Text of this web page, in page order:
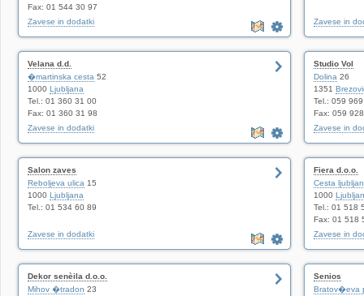
Fax: 01 544 30 97
Zavese in dodatki
Zavese in
Velana d.d.
�martinska cesta 52
1000 Ljubljana
Tel.: 01 360 31 00
Fax: 01 360 31 98
Zavese in dodatki
Studio Vol
Dolina 26
1351
Tel.: 059
Fax: 059
Zavese in
Salon zaves
Reboljeva ulica 15
1000 Ljubljana
Tel.: 01 534 60 89
Zavese in dodatki
Fiera d.o.o.
Cesta
1000
Tel.: 01 518
Fax: 01 518
Zavese in
Dekor senèila d.o.o.
Mihov �tradon 23
Senios
Bratov�eva